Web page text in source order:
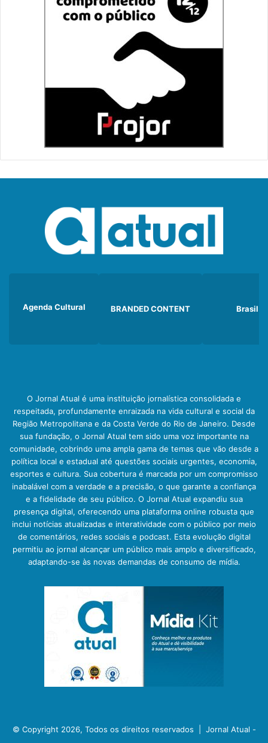
Agenda Cultural BRANDED CONTENT Brasil
O Jornal Atual é uma instituição jornalística consolidada e
respeitada, profundamente enraizada na vida cultural e social da
Região Metropolitana e da Costa Verde do Rio de Janeiro. Desde
sua fundação, o Jornal Atual tem sido uma voz importante na
comunidade, cobrindo uma ampla gama de temas que vão desde a
política local e estadual até questões sociais urgentes, economia,
esportes e cultura. Sua cobertura é marcada por um compromisso
inabalável com a verdade e a precisão, o que garante a confiança
e a fidelidade de seu público. O Jornal Atual expandiu sua
presença digital, oferecendo uma plataforma online robusta que
inclui notícias atualizadas e interatividade com o público por meio
de comentários, redes sociais e podcast. Esta evolução digital
permitiu ao jornal alcançar um público mais amplo e diversificado,
adaptando-se às novas demandas de consumo de mídia.
© Copyright 2026, Todos os direitos reservados | Jornal Atual -